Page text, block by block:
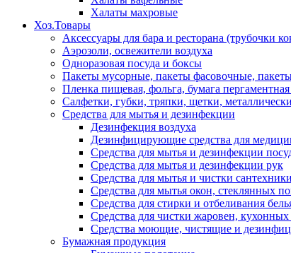
Халаты махровые
Хоз.Товары
Аксессуары для бара и ресторана (трубочки
Аэрозоли, освежители воздуха
Одноразовая посуда и боксы
Пакеты мусорные, пакеты фасовочные,
Пленка пищевая, фольга, бумага
Салфетки, губки, тряпки, щетки,
Средства для мытья и дезинфекции
Дезинфекция воздуха
Дезинфицирующие средства для
Средства для мытья и дезинфекции
Средства для мытья и дезинфекции рук
Средства для мытья и чистки
Средства для мытья окон, стеклянных
Средства для стирки и отбеливания
Средства для чистки жаровен, кухонных
Средства моющие, чистящие и
Бумажная продукция